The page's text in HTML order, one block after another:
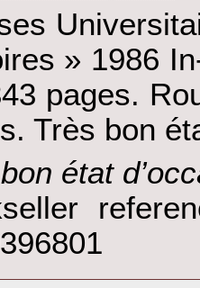
» 1986
pages.
Très bon
état